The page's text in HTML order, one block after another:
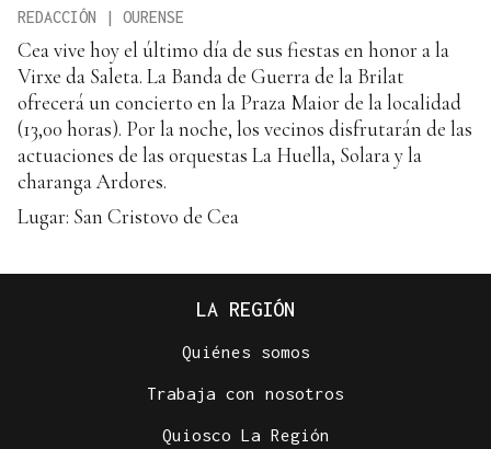
REDACCIÓN | OURENSE
Cea vive hoy el último día de sus fiestas en honor a la
Virxe da Saleta. La Banda de Guerra de la Brilat
ofrecerá un concierto en la Praza Maior de la localidad
(13,00 horas). Por la noche, los vecinos disfrutarán de las
actuaciones de las orquestas La Huella, Solara y la
charanga Ardores.
Lugar: San Cristovo de Cea
LA REGIÓN
Quiénes somos
Trabaja con nosotros
Quiosco La Región